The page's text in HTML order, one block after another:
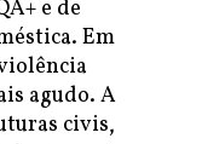
e de
Em
agudo. A
civis,